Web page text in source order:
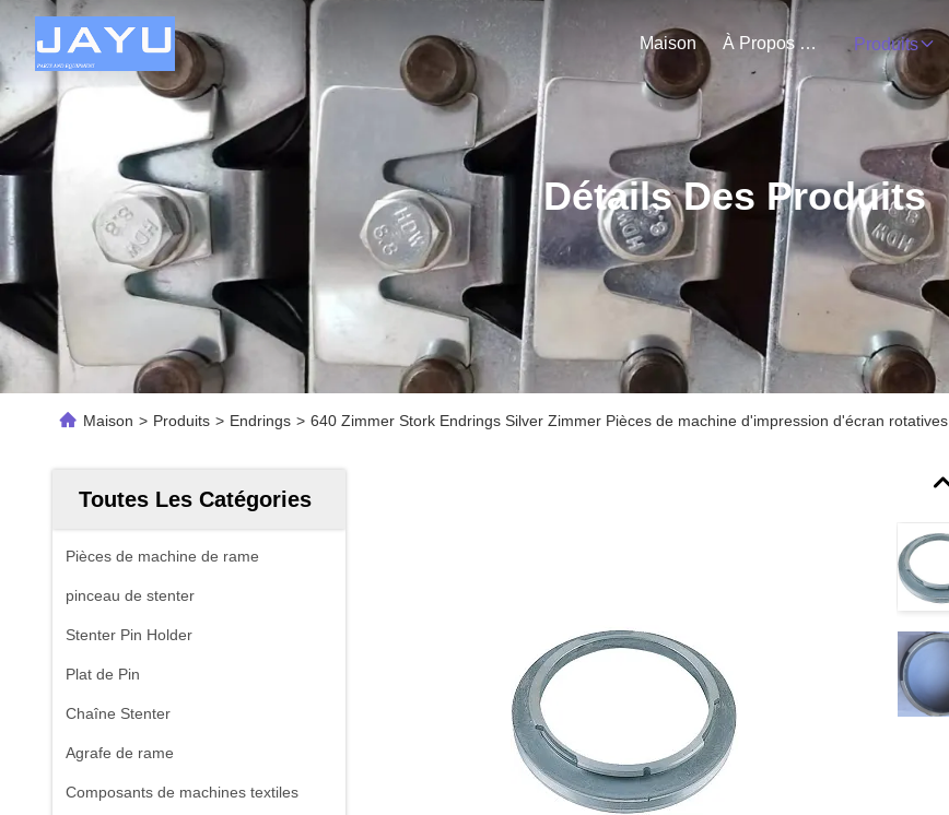
Maison À Propos De Nous Produits
Détails Des Produits
Maison > Produits > Endrings > 640 Zimmer Stork Endrings Silver Zimmer Pièces de machine d'impression d'écran rotatives
Toutes Les Catégories
Pièces de machine de rame
pinceau de stenter
Stenter Pin Holder
Plat de Pin
Chaîne Stenter
Agrafe de rame
Composants de machines textiles